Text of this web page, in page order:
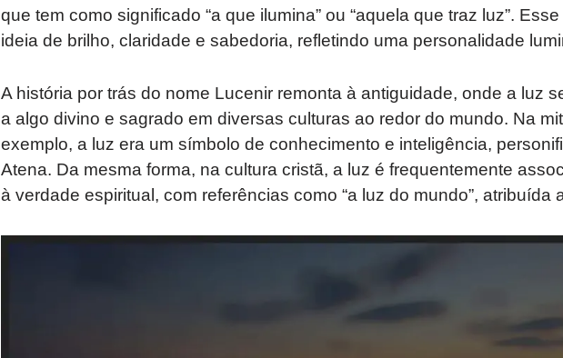
que tem como significado “a que ilumina” ou “aquela que traz luz”.
ideia de brilho, claridade e sabedoria, refletindo uma personalidade
A história por trás do nome Lucenir remonta à antiguidade, onde a luz
a algo divino e sagrado em diversas culturas ao redor do mundo. Na
exemplo, a luz era um símbolo de conhecimento e inteligência,
Atena. Da mesma forma, na cultura cristã, a luz é frequentemente
à verdade espiritual, com referências como “a luz do mundo”, atribuída